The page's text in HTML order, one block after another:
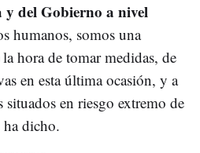
y del Gobierno a nivel
humanos, somos una
hora de tomar medidas, de
en esta última ocasión, y a
situados en riesgo extremo de
dicho.